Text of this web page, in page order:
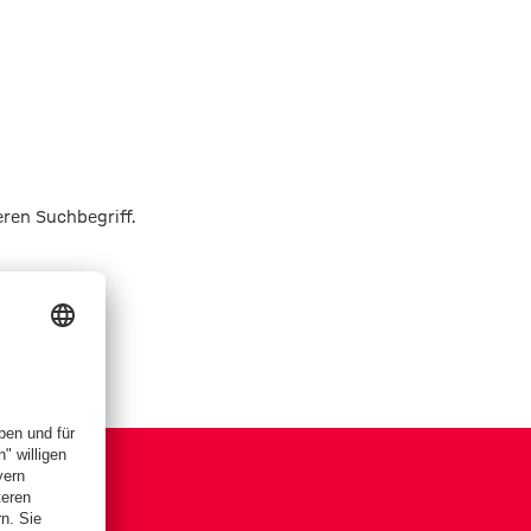
Suchbegriff.